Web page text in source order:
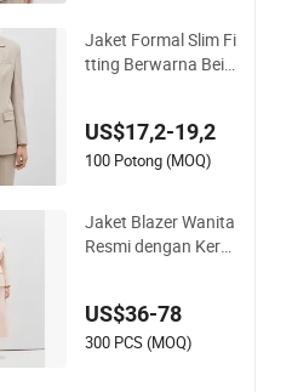
Jaket Formal Slim Fi
tting Berwarna Beig
ahan Lama, Grosir,
Leher Terbuka, Leng
US$17,2-19,2
100 Potong (MOQ)
Jaket Blazer Wanita
Resmi dengan Kera
adukan dengan Rok
Slip Depan
US$36-78
300 PCS (MOQ)